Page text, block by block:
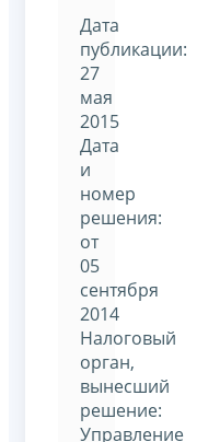
Дата
публикации:
27
мая
2015
Дата
и
номер
решения:
от
05
сентября
2014
Налоговый
орган,
вынесший
решение:
Управление